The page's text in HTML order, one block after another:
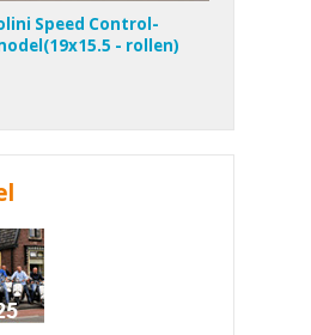
Speed Control-
- rollen)